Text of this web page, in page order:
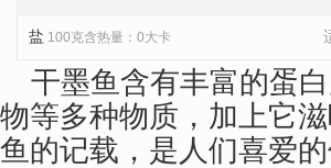
盐 100克含热量：0大卡
干墨鱼含有丰富的蛋
物等多种物质，加上它
鱼的记载，是人们喜爱